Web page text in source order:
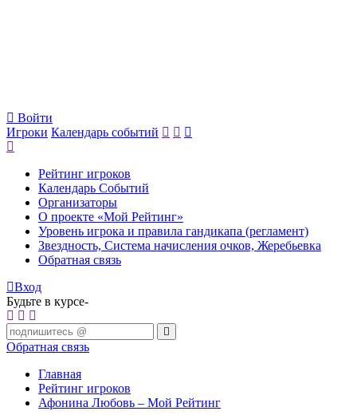
Войти
Игроки Календарь событий
Рейтинг игроков
Календарь Событий
Организаторы
О проекте «Мой Рейтинг»
Уровень игрока и правила гандикапа (регламент)
Звездность, Система начисления очков, Жеребьевка
Обратная связь
Вход
Будьте в курсе-
Обратная связь
Главная
Рейтинг игроков
Афонина Любовь – Мой Рейтинг